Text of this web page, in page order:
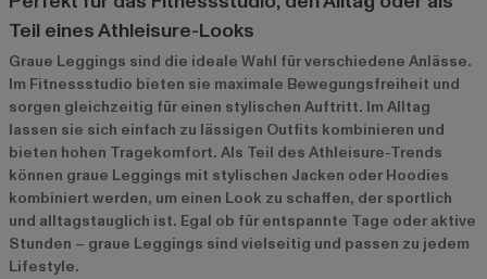
Teil eines Athleisure-Looks
Graue Leggings sind die ideale Wahl für verschiedene Anlässe.
Im Fitnessstudio bieten sie maximale Bewegungsfreiheit und
sorgen gleichzeitig für einen stylischen Auftritt. Im Alltag
lassen sie sich einfach zu lässigen Outfits kombinieren und
bieten hohen Tragekomfort. Als Teil des Athleisure-Trends
können graue Leggings mit stylischen Jacken oder Hoodies
kombiniert werden, um einen Look zu schaffen, der sportlich
und alltagstauglich ist. Egal ob für entspannte Tage oder aktive
Stunden – graue Leggings sind vielseitig und passen zu jedem
Lifestyle.